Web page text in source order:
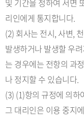
및 기간을 정하여 서면
리인에게 통지합니다.
(2) 회사는 전시, 사변,
발생하거나 발생할 우
는 경우에는 전항의 과
나 정지할 수 있습니다.
(3) (1)항의 규정에 의
그 대리인은 이용 중지